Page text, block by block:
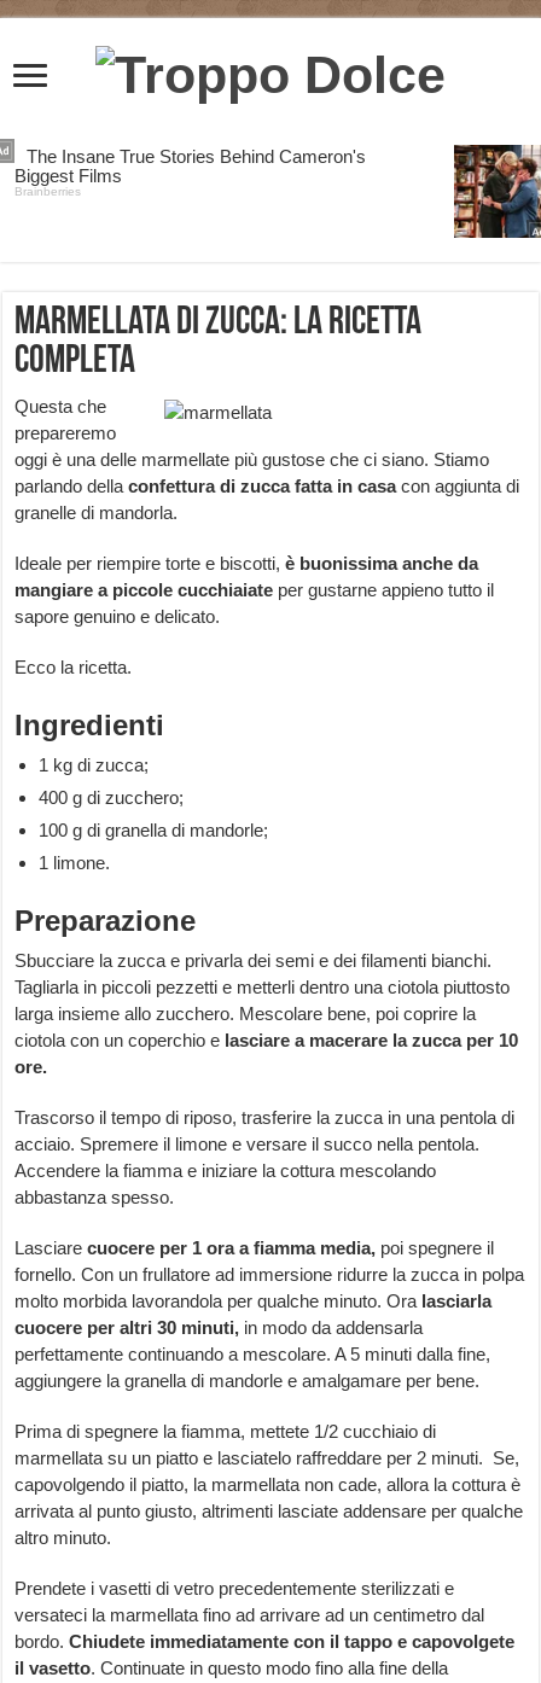
Marmellata di zucca: la ricetta
completa
Questa che
prepareremo
oggi è una delle marmellate più gustose che ci siano. Stiamo
parlando della confettura di zucca fatta in casacon aggiunta di
granelle di mandorla.
Ideale per riempire torte e biscotti,è buonissima anche da
mangiare a piccole cucchiaiate per gustarne appieno tutto il
sapore genuino e delicato.
Ecco la ricetta.
Ingredienti
1 kg di zucca;
400 g di zucchero;
100 g di granella di mandorle;
1 limone.
Preparazione
Sbucciare la zucca e privarla dei semi e dei filamenti bianchi.
Tagliarla in piccoli pezzetti e metterli dentro una ciotola piuttosto
larga insieme allo zucchero. Mescolare bene, poi coprire la
ciotola con un coperchio e lasciare a macerare la zucca per 10
ore.
Trascorso il tempo di riposo, trasferire la zucca in una pentola di
acciaio. Spremere il limone e versare il succo nella pentola.
Accendere la fiamma e iniziare la cottura mescolando
abbastanza spesso.
Lasciarecuocere per 1 ora a fiamma media, poi spegnere il
fornello. Con un frullatore ad immersione ridurre la zucca in polpa
molto morbida lavorandola per qualche minuto. Ora lasciarla
cuocere per altri 30 minuti, in modo da addensarla
perfettamente continuando a mescolare. A 5 minuti dalla fine,
aggiungere la granella di mandorle e amalgamare per bene.
Prima di spegnere la fiamma, mettete 1/2 cucchiaio di
marmellata su un piatto e lasciatelo raffreddare per 2 minuti. Se,
capovolgendo il piatto, la marmellata non cade, allora la cottura è
arrivata al punto giusto, altrimenti lasciate addensare per qualche
altro minuto.
Prendete i vasetti di vetro precedentemente sterilizzati e
versateci la marmellata fino ad arrivare ad un centimetro dal
bordo.Chiudete immediatamente con il tappo e capovolgete
il vasetto. Continuate in questo modo fino alla fine della